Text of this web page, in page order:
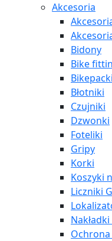
Akcesoria
Bidony
Bike
Błotniki
Czujniki
Dzwonki
Foteliki
Gripy
Korki
Koszyki
Liczniki